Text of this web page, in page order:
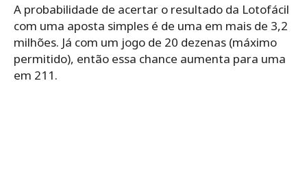
A probabilidade de acertar o resultado da Lotofácil
com uma aposta simples é de uma em mais de 3,2
milhões. Já com um jogo de 20 dezenas (máximo
permitido), então essa chance aumenta para uma
em 211.